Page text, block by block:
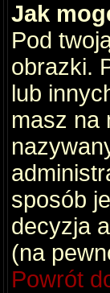
Jak
Pod
obrazki.
lub
masz na
sposób
decyzja
(na
Powrót